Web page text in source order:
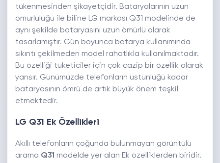
tükenmesinden şikayetçidir. Bataryalarının uzun
ömürlülüğü ile biline LG markası Q31 modelinde de
aynı şekilde bataryasını uzun ömürlü olarak
tasarlamıştır. Gün boyunca batarya kullanımında
sıkıntı çekilmeden model rahatlıkla kullanılmaktadır.
Bu özelliği tüketiciler için çok cazip bir özellik olarak
yansır. Günümüzde telefonların üstünlüğü kadar
bataryasının ömrü de artık büyük önem teşkil
etmektedir.
LG Q31 Ek Özellikleri
Akıllı telefonların çoğunda bulunmayan görüntülü
arama Q31 modelde yer alan Ek özelliklerden biridir.